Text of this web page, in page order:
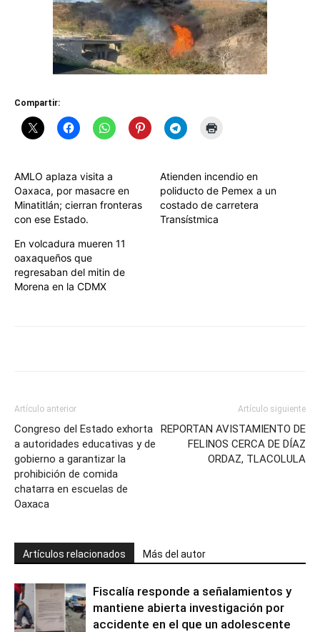
Compartir:
AMLO aplaza visita a
Oaxaca, por masacre en
Minatitlán; cierran fronteras
con ese Estado.
Atienden incendio en
poliducto de Pemex a un
costado de carretera
Transístmica
En volcadura mueren 11
oaxaqueños que
regresaban del mitin de
Morena en la CDMX
Artículo anterior
Congreso del Estado exhorta
a autoridades educativas y de
gobierno a garantizar la
prohibición de comida
chatarra en escuelas de
Oaxaca
Artículo siguiente
REPORTAN AVISTAMIENTO DE
FELINOS CERCA DE DÍAZ
ORDAZ, TLACOLULA
Artículos relacionados Más del autor
Fiscalía responde a señalamientos y
mantiene abierta investigación por
accidente en el que un adolescente